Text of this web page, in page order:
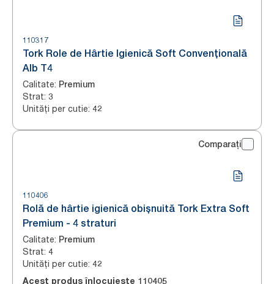
110317
Tork Role de Hârtie Igienică Soft Convențională
Alb T4
Calitate: Premium
Strat: 3
Unități per cutie: 42
Comparați
110406
Rolă de hârtie igienică obișnuită Tork Extra Soft
Premium - 4 straturi
Calitate: Premium
Strat: 4
Unități per cutie: 42
Acest produs înlocuiește 110405